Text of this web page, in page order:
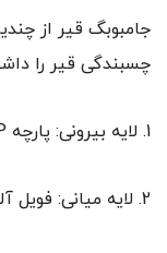
جامبوبگ قیر از
چسبندگی قیر را
1. لایه بیرونی: پارچه PP ضخیم با لمینیت مقاوم در برابر UV.
2. لایه میانی: فویل آلومینیومی برای جلوگیری از انتقال حرارت.